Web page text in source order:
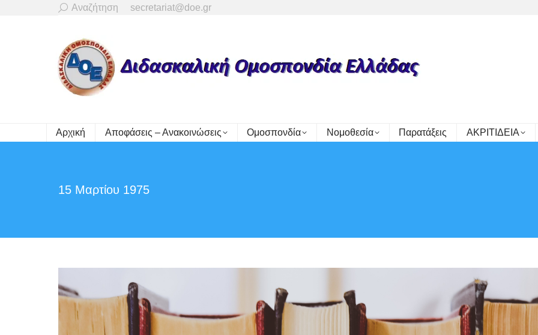
Search:
Αναζήτηση secretariat@doe.gr
Αρχική Αποφάσεις – Ανακοινώσεις Ομοσπονδία Νομοθεσία Παρατάξεις ΑΚΡΙΤΙΔΕΙΑ
15 Μαρτίου 1975